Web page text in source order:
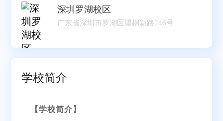
深圳罗湖校区
广东省深圳市罗湖区望桐新路246号
学校简介
【学校简介】